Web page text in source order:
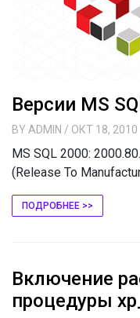
Версии MS
BY ADMIN / ОКТ 18, 2010
MS SQL 2000:
(Release To
ПОДРОБНЕЕ >>
Включение
процедуры